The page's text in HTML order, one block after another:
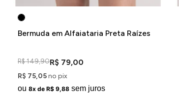
Bermuda em Alfaiataria Preta Raízes
R$ 149,90R$ 79,00
R$ 75,05no pix
ou8x de R$ 9,88 sem juros